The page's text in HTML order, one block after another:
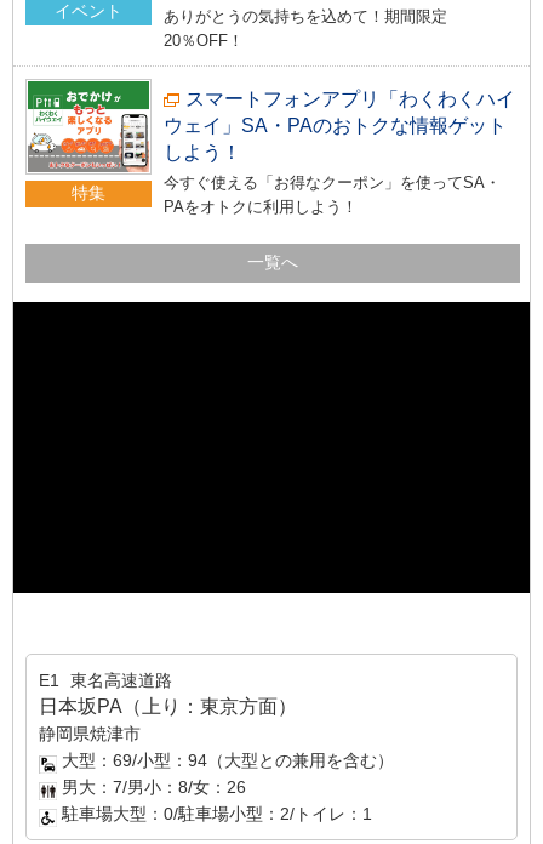
イベント
ありがとうの気持ちを込めて！期間限定
20％OFF！
特集
スマートフォンアプリ「わくわくハイ
ウェイ」SA・PAのおトクな情報ゲット
しよう！
今すぐ使える「お得なクーポン」を使ってSA・
PAをオトクに利用しよう！
一覧へ
E1 東名高速道路
日本坂PA（上り：東京方面）
静岡県焼津市
大型：69/小型：94（大型との兼用を含む）
男大：7/男小：8/女：26
駐車場大型：0/駐車場小型：2/トイレ：1